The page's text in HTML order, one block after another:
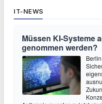
IT-NEWS
Müssen KI-Systeme
genommen werden?